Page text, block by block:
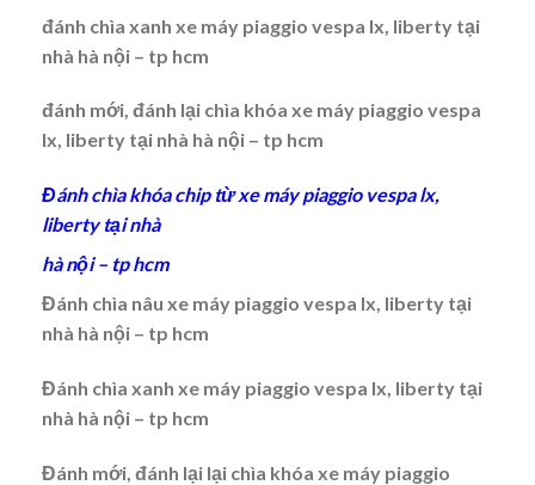
đánh chìa xanh xe máy piaggio vespa lx, liberty tại
nhà hà nội – tp hcm
đánh mới, đánh lại chìa khóa xe máy piaggio vespa
lx, liberty tại nhà hà nội – tp hcm
Đánh chìa khóa chip từ xe máy piaggio vespa lx,
liberty tại nhà
hà nội – tp hcm
Đánh chìa nâu xe máy piaggio vespa lx, liberty tại
nhà hà nội – tp hcm
Đánh chìa xanh xe máy piaggio vespa lx, liberty tại
nhà hà nội – tp hcm
Đánh mới, đánh lại lại chìa khóa xe máy piaggio